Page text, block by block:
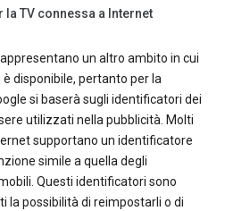
TV connessa a Internet
un altro ambito in cui
disponibile, pertanto per la
si baserà sugli identificatori dei
utilizzati nella pubblicità. Molti
supportano un identificatore
simile a quella degli
Questi identificatori sono
la possibilità di reimpostarli o di